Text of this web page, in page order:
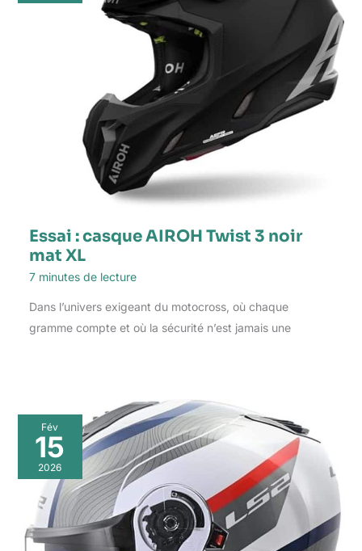
Essai : casque AIROH Twist 3 noir
mat XL
7 minutes de lecture
Dans l’univers exigeant du motocross, où chaque
gramme compte et où la sécurité n’est jamais une
Fév
15
2026